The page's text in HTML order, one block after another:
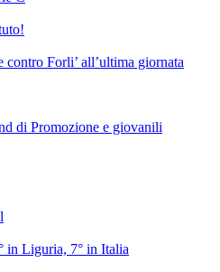
Forli’ all’ultima giornata
di Promozione e giovanili
in Liguria, 7° in Italia